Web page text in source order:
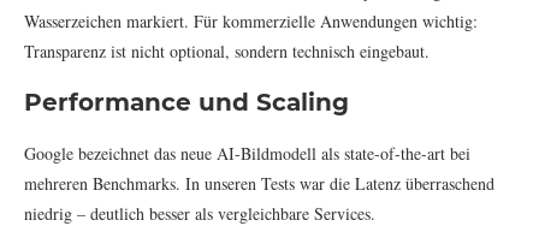
Wasserzeichen markiert. Für kommerzielle Anwendungen wichtig:
Transparenz ist nicht optional, sondern technisch eingebaut.
Performance und Scaling
Google bezeichnet das neue AI-Bildmodell als state-of-the-art bei
mehreren Benchmarks. In unseren Tests war die Latenz überraschend
niedrig – deutlich besser als vergleichbare Services.